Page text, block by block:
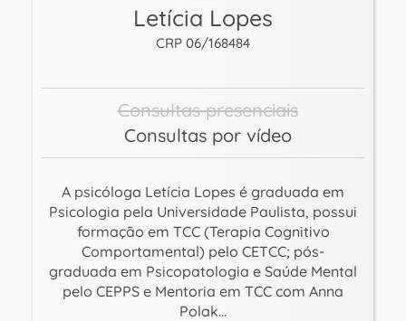
Letícia Lopes
CRP 06/168484
Consultas presenciais
Consultas por vídeo
A psicóloga Letícia Lopes é graduada em
Psicologia pela Universidade Paulista, possui
formação em TCC (Terapia Cognitivo
Comportamental) pelo CETCC; pós-
graduada em Psicopatologia e Saúde Mental
pelo CEPPS e Mentoria em TCC com Anna
Polak...